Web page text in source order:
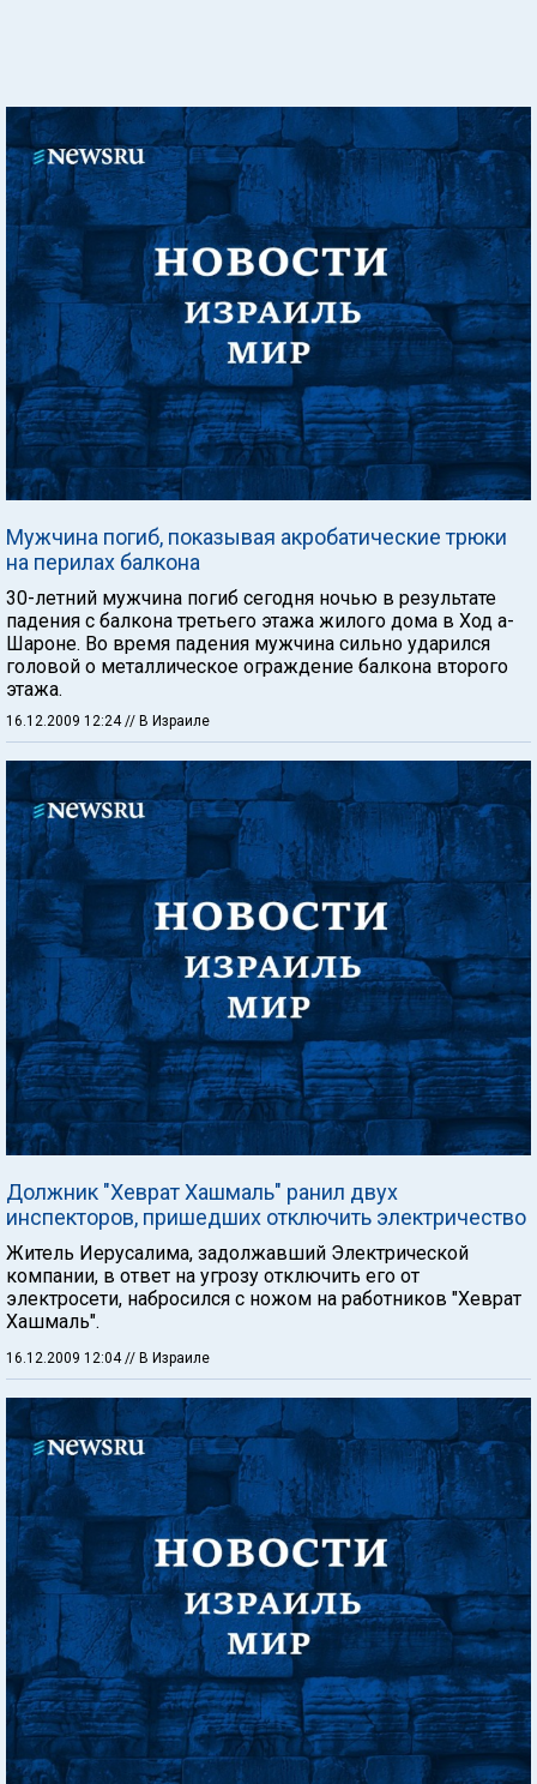
Мужчина погиб, показывая акробатические трюки
на перилах балкона
30-летний мужчина погиб сегодня ночью в результате
падения с балкона третьего этажа жилого дома в Ход а-
Шароне. Во время падения мужчина сильно ударился
головой о металлическое ограждение балкона второго
этажа.
16.12.2009 12:24// В Израиле
Должник "Хеврат Хашмаль" ранил двух
инспекторов, пришедших отключить электричество
Житель Иерусалима, задолжавший Электрической
компании, в ответ на угрозу отключить его от
электросети, набросился с ножом на работников "Хеврат
Хашмаль".
16.12.2009 12:04 // В Израиле